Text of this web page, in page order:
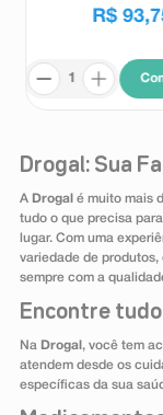
R$ 93,
Drogal: Sua
A Drogal é muito mais
tudo o que precisa
lugar. Com uma
variedade de produtos,
sempre com a
Encontre
Na Drogal , você tem
atendem desde os
específicas da sua